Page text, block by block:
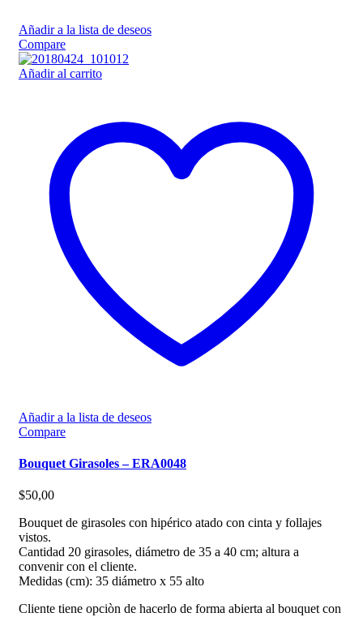
Añadir a la lista de deseos
Compare
Añadir al carrito
Añadir a la lista de deseos
Compare
Bouquet Girasoles – ERA0048
$50,00
Bouquet de girasoles con hipérico atado con cinta y follajes
vistos.
Cantidad 20 girasoles, diámetro de 35 a 40 cm; altura a
convenir con el cliente.
Medidas (cm): 35 diámetro x 55 alto
Cliente tiene opciòn de hacerlo de forma abierta al bouquet con